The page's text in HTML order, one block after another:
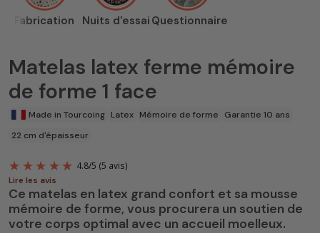
Fabrication Nuits d'essai Questionnaire
Matelas latex ferme mémoire
de forme 1 face
Made in Tourcoing Latex Mémoire de forme
Garantie 10 ans
22 cm d'épaisseur
Lire les avis
Ce matelas en latex grand confort et sa mousse
mémoire de forme, vous procurera un soutien de
votre corps optimal avec un accueil moelleux.